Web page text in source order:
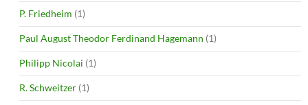
P. Friedheim (1)
Paul August Theodor Ferdinand Hagemann (1)
Philipp Nicolai (1)
R. Schweitzer (1)